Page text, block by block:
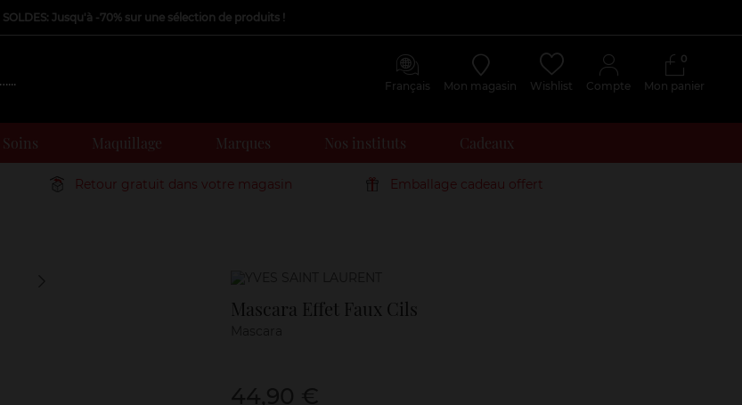
SOLDES: Jusqu'à -70% sur une sélection de produits !
Français Mon magasin Wishlist Compte Mon panier
0
Soins Maquillage Marques Nos instituts Cadeaux
Retour gratuit dans votre magasin Emballage cadeau offert
Marque
Mascara Effet Faux Cils